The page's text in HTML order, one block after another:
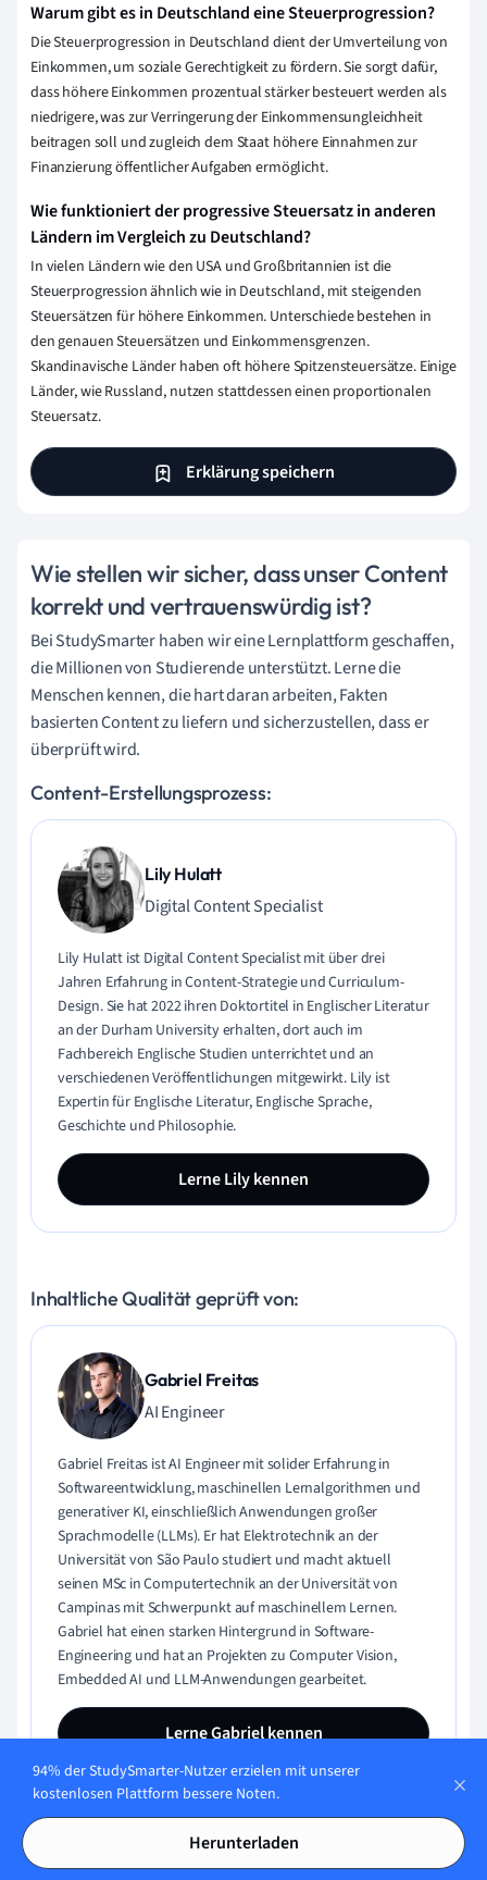
Warum gibt es in Deutschland eine Steuerprogression?
Die Steuerprogression in Deutschland dient der Umverteilung von
Einkommen, um soziale Gerechtigkeit zu fördern. Sie sorgt dafür,
dass höhere Einkommen prozentual stärker besteuert werden als
niedrigere, was zur Verringerung der Einkommensungleichheit
beitragen soll und zugleich dem Staat höhere Einnahmen zur
Finanzierung öffentlicher Aufgaben ermöglicht.
Wie funktioniert der progressive Steuersatz in anderen
Ländern im Vergleich zu Deutschland?
In vielen Ländern wie den USA und Großbritannien ist die
Steuerprogression ähnlich wie in Deutschland, mit steigenden
Steuersätzen für höhere Einkommen. Unterschiede bestehen in
den genauen Steuersätzen und Einkommensgrenzen.
Skandinavische Länder haben oft höhere Spitzensteuersätze. Einige
Länder, wie Russland, nutzen stattdessen einen proportionalen
Steuersatz.
Erklärung speichern
Wie stellen wir sicher, dass unser Content
korrekt und vertrauenswürdig ist?
Bei StudySmarter haben wir eine Lernplattform geschaffen,
die Millionen von Studierende unterstützt. Lerne die
Menschen kennen, die hart daran arbeiten, Fakten
basierten Content zu liefern und sicherzustellen, dass er
überprüft wird.
Content-Erstellungsprozess:
Lily Hulatt
Digital Content Specialist
Lily Hulatt ist Digital Content Specialist mit über drei
Jahren Erfahrung in Content-Strategie und Curriculum-
Design. Sie hat 2022 ihren Doktortitel in Englischer Literatur
an der Durham University erhalten, dort auch im
Fachbereich Englische Studien unterrichtet und an
verschiedenen Veröffentlichungen mitgewirkt. Lily ist
Expertin für Englische Literatur, Englische Sprache,
Geschichte und Philosophie.
Lerne Lily kennen
Inhaltliche Qualität geprüft von:
Gabriel Freitas
AI Engineer
Gabriel Freitas ist AI Engineer mit solider Erfahrung in
Softwareentwicklung, maschinellen Lernalgorithmen und
generativer KI, einschließlich Anwendungen großer
Sprachmodelle (LLMs). Er hat Elektrotechnik an der
Universität von São Paulo studiert und macht aktuell
seinen MSc in Computertechnik an der Universität von
Campinas mit Schwerpunkt auf maschinellem Lernen.
Gabriel hat einen starken Hintergrund in Software-
Engineering und hat an Projekten zu Computer Vision,
Embedded AI und LLM-Anwendungen gearbeitet.
Lerne Gabriel kennen
Teste dein Wissen mit Multiple-
94% der StudySmarter-Nutzer erzielen mit unserer
kostenlosen Plattform bessere Noten.
Herunterladen